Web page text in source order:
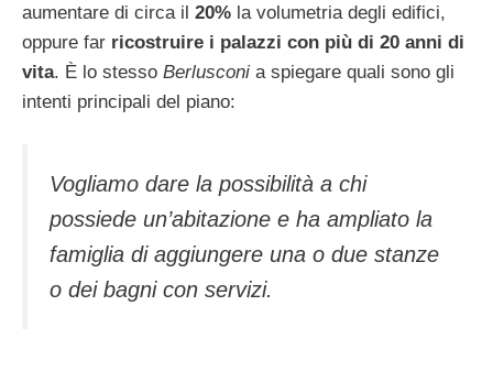
aumentare di circa il 20% la volumetria degli edifici,
oppure far ricostruire i palazzi con più di 20 anni di
vita. È lo stesso Berlusconi a spiegare quali sono gli
intenti principali del piano:
Vogliamo dare la possibilità a chi
possiede un’abitazione e ha ampliato la
famiglia di aggiungere una o due stanze
o dei bagni con servizi.